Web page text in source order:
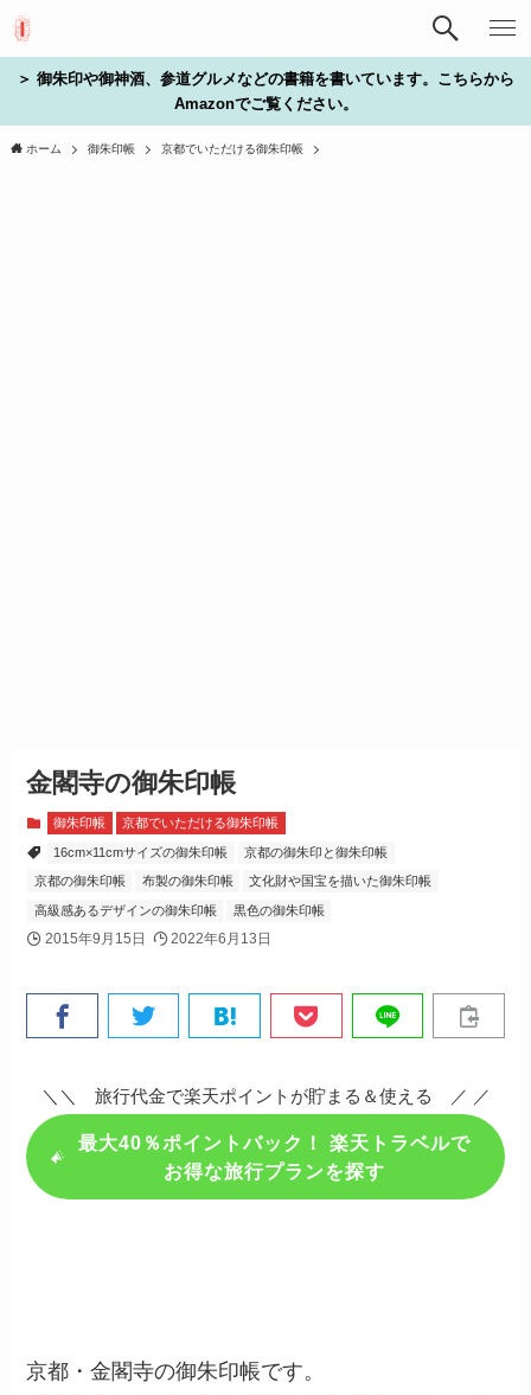
＞ 御朱印や御神酒、参道グルメなどの書籍を書いています。こちらから
Amazonでご覧ください。
ホーム 御朱印帳 京都でいただける御朱印帳
金閣寺の御朱印帳
御朱印帳 京都でいただける御朱印帳
16cm×11cmサイズの御朱印帳 京都の御朱印と御朱印帳
京都の御朱印帳 布製の御朱印帳 文化財や国宝を描いた御朱印帳
高級感あるデザインの御朱印帳 黒色の御朱印帳
2015年9月15日 2022年6月13日
＼＼ 旅行代金で楽天ポイントが貯まる＆使える ／ ／
最大40％ポイントバック！ 楽天トラベルで
お得な旅行プランを探す
京都・金閣寺の御朱印帳です。